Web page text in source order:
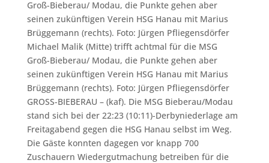
Michael Malik (Mitte) trifft achtmal für die MSG
Groß-Bieberau/ Modau, die Punkte gehen aber
seinen zukünftigen Verein HSG Hanau mit Marius
Brüggemann (rechts). Foto: Jürgen Pfliegensdörfer
GROSS-BIEBERAU – (kaf). Die MSG Bieberau/Modau
stand sich bei der 22:23 (10:11)-Derbyniederlage am
Freitagabend gegen die HSG Hanau selbst im Weg.
Die Gäste konnten dagegen vor knapp 700
Zuschauern Wiedergutmachung betreiben für die